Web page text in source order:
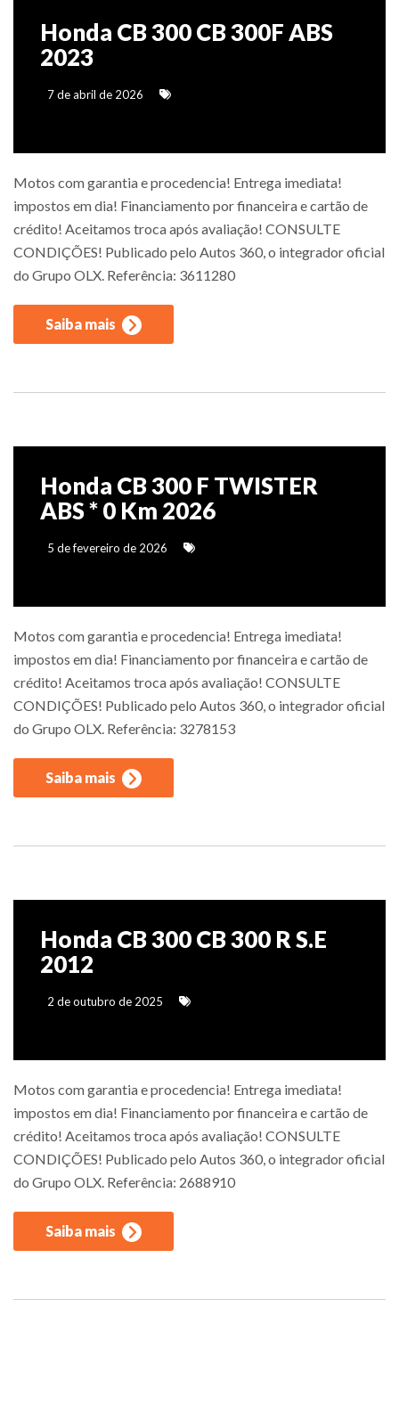
Honda CB 300 CB 300F ABS
2023
7 de abril de 2026
Motos com garantia e procedencia! Entrega imediata!
impostos em dia! Financiamento por financeira e cartão de
crédito! Aceitamos troca após avaliação! CONSULTE
CONDIÇÕES! Publicado pelo Autos 360, o integrador oficial
do Grupo OLX. Referência: 3611280
Saiba mais
Honda CB 300 F TWISTER
ABS * 0 Km 2026
5 de fevereiro de 2026
Motos com garantia e procedencia! Entrega imediata!
impostos em dia! Financiamento por financeira e cartão de
crédito! Aceitamos troca após avaliação! CONSULTE
CONDIÇÕES! Publicado pelo Autos 360, o integrador oficial
do Grupo OLX. Referência: 3278153
Saiba mais
Honda CB 300 CB 300 R S.E
2012
2 de outubro de 2025
Motos com garantia e procedencia! Entrega imediata!
impostos em dia! Financiamento por financeira e cartão de
crédito! Aceitamos troca após avaliação! CONSULTE
CONDIÇÕES! Publicado pelo Autos 360, o integrador oficial
do Grupo OLX. Referência: 2688910
Saiba mais